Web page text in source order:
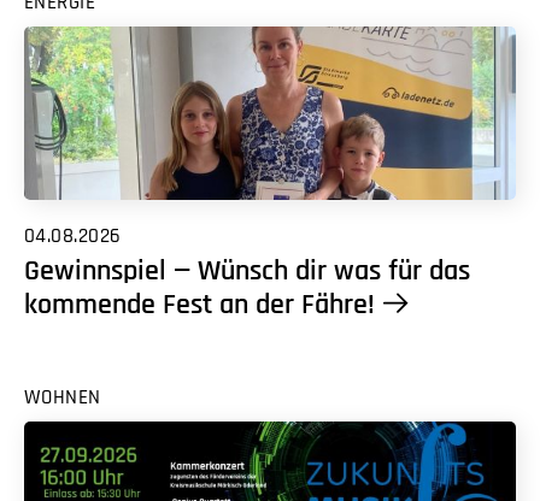
04.08.2026
Gewinnspiel — Wünsch dir was für das
kommende Fest an der Fähre!
WOHNEN